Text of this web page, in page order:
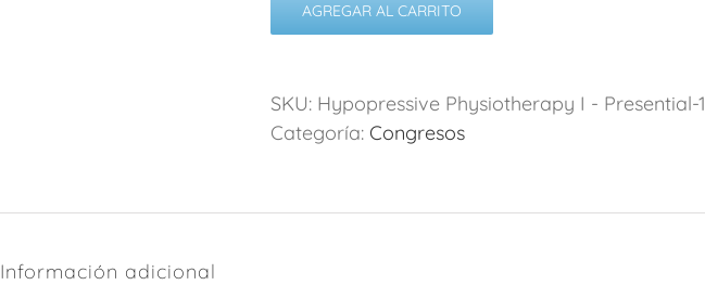
AGREGAR AL CARRITO
SKU: Hypopressive Physiotherapy I - Presential-1
Categoría: Congresos
Información adicional